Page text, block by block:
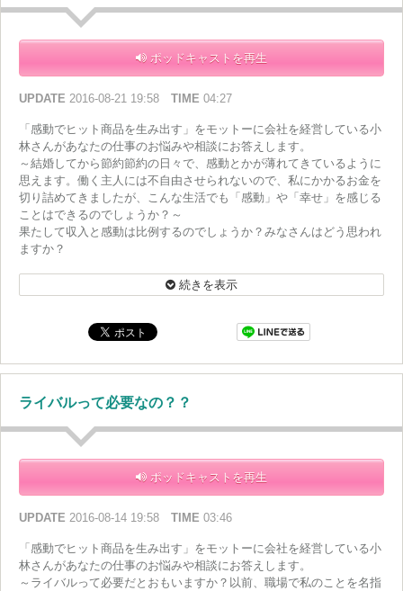
ポッドキャストを再生
UPDATE 2016-08-21 19:58 TIME 04:27
「感動でヒット商品を生み出す」をモットーに会社を経営している小
林さんがあなたの仕事のお悩みや相談にお答えします。
～結婚してから節約節約の日々で、感動とかが薄れてきているように
思えます。働く主人には不自由させられないので、私にかかるお金を
切り詰めてきましたが、こんな生活でも「感動」や「幸せ」を感じる
ことはできるのでしょうか？～
果たして収入と感動は比例するのでしょうか？みなさんはどう思われ
ますか？
番組HPにあるメッセージフォームから送って下さいね！
続きを表示
ライバルって必要なの？？
ポッドキャストを再生
UPDATE 2016-08-14 19:58 TIME 03:46
「感動でヒット商品を生み出す」をモットーに会社を経営している小
林さんがあなたの仕事のお悩みや相談にお答えします。
～ライバルって必要だとおもいますか？以前、職場で私のことを名指